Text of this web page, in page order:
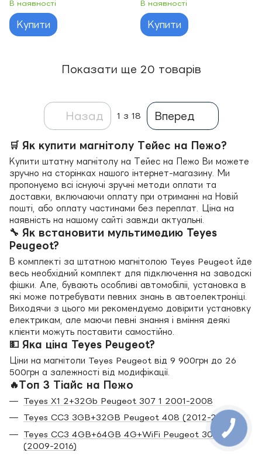
В наявності
Купити
В наявності
Купити
Показати ще 20 товарів
Назад 1 з 18 Вперед
🛒 Як купити магнітолу Тейес на Пежо?
Купити штатну магнітолу на Тейес на Пежо Ви можете
зручно на сторінках нашого інтернет-магазину. Ми
пропонуємо всі існуючі зручні методи оплати та
доставки, включаючи оплату при отриманні на Новій
пошті, або оплату частинами без переплат. Ціна на
наявність на нашому сайті завжди актуальні.
🔧 Як встановити мультимедию Teyes
Peugeot?
В комплекті за штатною магнітолою Teyes Peugeot йде
весь необхідний комплект для підключення на заводскі
фішки. Але, бувають особливі автомобіліі, установка в
які може потребувати певних знань в автоелектроніці.
Виходячи з цього ми рекомендуємо довірити установку
електрикам, але маючи певні знання і вміння деякі
клієнти можуть поставити самостійно.
💵 Яка ціна Teyes Peugeot?
Ціни на магнітоли Teyes Peugeot від 9 900грн до 26
500грн а залежності від модифікації.
🔥Топ 3 Тіайс на Пежо
Teyes X1 2+32Gb Peugeot 307 1 2001-2008
Teyes CC3 3GB+32GB Peugeot 408 (2012-2020)
Teyes CC3 4GB+64GB 4G+WiFi Peugeot 3008
(2009-2016)